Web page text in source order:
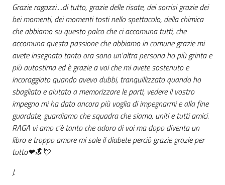
Grazie ragazzi....di tutto, grazie delle risate, dei sorrisi grazie dei
bei momenti, dei momenti tosti nello spettacolo, della chimica
che abbiamo su questo palco che ci accomuna tutti, che
accomuna questa passione che abbiamo in comune grazie mi
avete insegnato tanto ora sono un'altra persona ho più grinta e
più autostima ed è grazie a voi che mi avete sostenuto e
incoraggiato quando avevo dubbi, tranquillizzato quando ho
sbagliato e aiutato a memorizzare le parti, vedere il vostro
impegno mi ha dato ancora più voglia di impegnarmi e alla fine
guardate, guardiamo che squadra che siamo, uniti e tutti amici.
RAGA vi amo c'è tanto che adoro di voi ma dopo diventa un
libro e troppo amore mi sale il diabete perciò grazie grazie per
tutto❤🔝💘
J.